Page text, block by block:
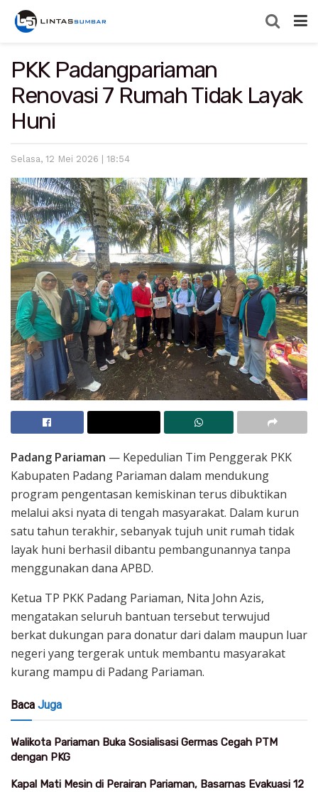
PKK Padangpariaman
Renovasi 7 Rumah Tidak Layak
Huni
Selasa, 12 Mei 2026 | 18:54
Padang Pariaman — Kepedulian Tim Penggerak PKK
Kabupaten Padang Pariaman dalam mendukung
program pengentasan kemiskinan terus dibuktikan
melalui aksi nyata di tengah masyarakat. Dalam kurun
satu tahun terakhir, sebanyak tujuh unit rumah tidak
layak huni berhasil dibantu pembangunannya tanpa
menggunakan dana APBD.
Ketua TP PKK Padang Pariaman, Nita John Azis,
mengatakan seluruh bantuan tersebut terwujud
berkat dukungan para donatur dari dalam maupun luar
negeri yang tergerak untuk membantu masyarakat
kurang mampu di Padang Pariaman.
Baca Juga
Walikota Pariaman Buka Sosialisasi Germas Cegah PTM
dengan PKG
Kapal Mati Mesin di Perairan Pariaman, Basarnas Evakuasi 12